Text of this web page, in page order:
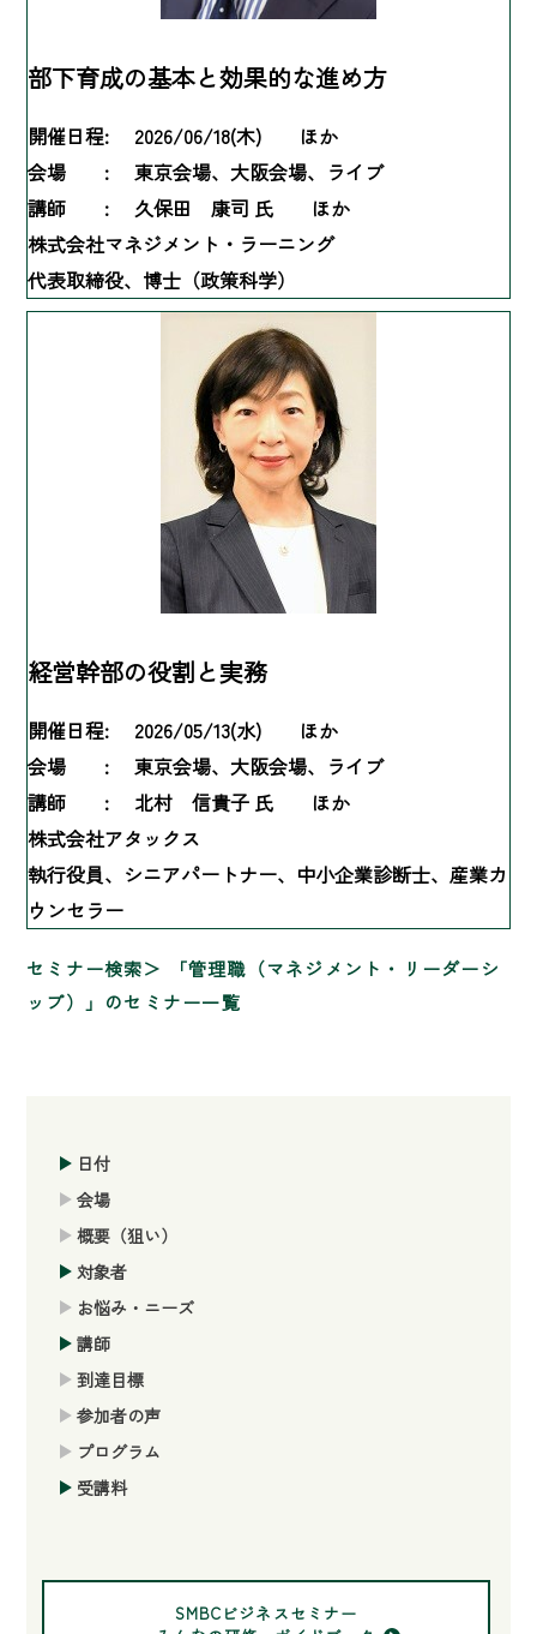
日付
会場
概要（狙い）
対象者
お悩み・ニーズ
講師
到達目標
参加者の声
プログラム
受講料
SMBCビジネスセミナー
部下育成の基本と効果的な進め方
開催日程:
2026/06/18(木) ほか
会場 :
東京会場、大阪会場、ライブ
講師 :
久保田 康司 氏 ほか
株式会社マネジメント・ラーニング
代表取締役、博士（政策科学）
経営幹部の役割と実務
開催日程:
2026/05/13(水) ほか
会場 :
東京会場、大阪会場、ライブ
講師 :
北村 信貴子 氏 ほか
株式会社アタックス
執行役員、シニアパートナー、中小企業診断士、産業カ
ウンセラー
セミナー検索
「管理職（マネジメント・リーダーシ
ップ）」のセミナー一覧